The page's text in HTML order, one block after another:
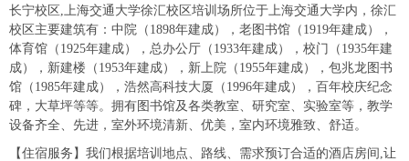
长宁校区,上海交通大学徐汇校区培训场所位于上海交通大学内，徐汇
校区主要建筑有：中院（1898年建成），老图书馆（1919年建成），
体育馆（1925年建成），总办公厅（1933年建成），校门（1935年建
成），新建楼（1953年建成），新上院（1955年建成），包兆龙图书
馆（1985年建成），浩然高科技大厦（1996年建成），百年校庆纪念
碑，大草坪等等。拥有图书馆及各类教室、研究室、实验室等，教学
设备齐全、先进，室外环境清新、优美，室内环境雅致、舒适。
【住宿服务】我们根据培训地点、路线、需求预订合适的酒店房间,让